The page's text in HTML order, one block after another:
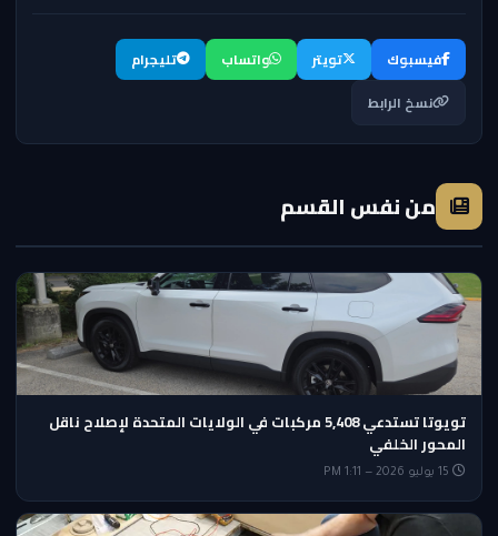
فيسبوك تويتر واتساب
تليجرام
نسخ الرابط
من نفس القسم
تويوتا تستدعي 5,408 مركبات في الولايات المتحدة لإصلاح ناقل
المحور الخلفي